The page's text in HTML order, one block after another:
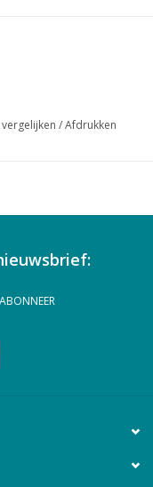
/Afdrukken
ABONNEER